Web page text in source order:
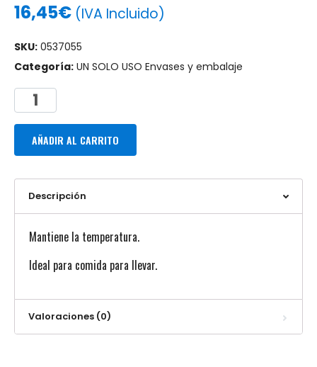
16,45€ (IVA Incluido)
SKU: 0537055
Categoría: UN SOLO USO Envases y embalaje
AÑADIR AL CARRITO
Descripción
Mantiene la temperatura.
Ideal para comida para llevar.
Valoraciones (0)